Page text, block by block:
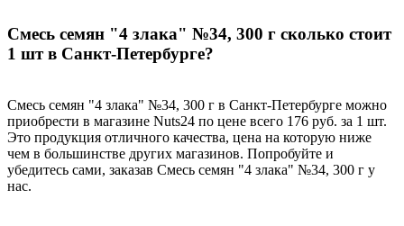
Смесь семян "4 злака" №34, 300 г сколько стоит
1 шт в Санкт-Петербурге?
Смесь семян "4 злака" №34, 300 г в Санкт-Петербурге можно
приобрести в магазине Nuts24 по цене всего 176 руб. за 1 шт.
Это продукция отличного качества, цена на которую ниже
чем в большинстве других магазинов. Попробуйте и
убедитесь сами, заказав Смесь семян "4 злака" №34, 300 г у
нас.